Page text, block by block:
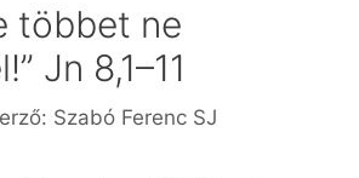
többet ne
Jn 8,1–11
Szabó Ferenc SJ